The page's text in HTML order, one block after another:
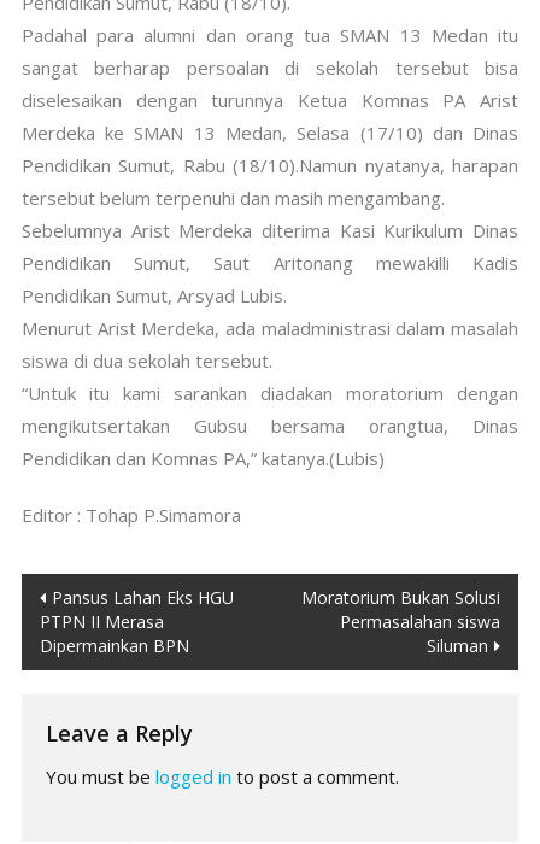
Padahal para alumni dan orang tua SMAN 13 Medan itu
sangat berharap persoalan di sekolah tersebut bisa
diselesaikan dengan turunnya Ketua Komnas PA Arist
Merdeka ke SMAN 13 Medan, Selasa (17/10) dan Dinas
Pendidikan Sumut, Rabu (18/10).Namun nyatanya, harapan
tersebut belum terpenuhi dan masih mengambang.
Sebelumnya Arist Merdeka diterima Kasi Kurikulum Dinas
Pendidikan Sumut, Saut Aritonang mewakilli Kadis
Pendidikan Sumut, Arsyad Lubis.
Menurut Arist Merdeka, ada maladministrasi dalam masalah
siswa di dua sekolah tersebut.
“Untuk itu kami sarankan diadakan moratorium dengan
mengikutsertakan Gubsu bersama orangtua, Dinas
Pendidikan dan Komnas PA,” katanya.(Lubis)
Editor : Tohap P.Simamora
Post
navigation
Pansus Lahan Eks HGU
PTPN II Merasa
Dipermainkan BPN
Moratorium Bukan Solusi
Permasalahan siswa
Siluman
Leave a Reply
You must be logged in to post a comment.